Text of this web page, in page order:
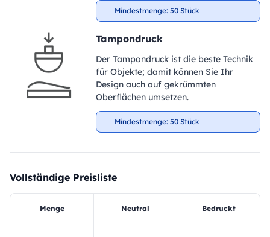
Mindestmenge: 50 Stück
Tampondruck
Der Tampondruck ist die beste Technik
für Objekte; damit können Sie Ihr
Design auch auf gekrümmten
Oberflächen umsetzen.
Mindestmenge: 50 Stück
Vollständige Preisliste
Menge Neutral Bedruckt